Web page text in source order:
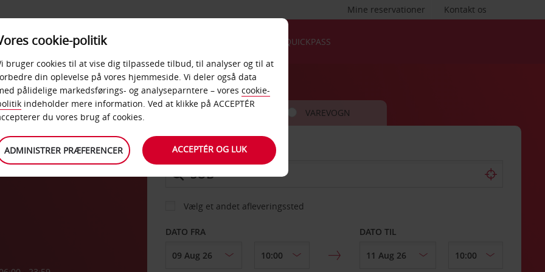
Kontakt os
Mine reservationer
PRODUKTER &
KONTORER
QUICKPASS
BIL VAREVOGN
AFHENT FRA
Vælg et andet afleveringssted
DATO FRA DATO TIL
cookie-politik
bruger cookies til at vise dig tilpassede tilbud, til analyser og til at
din oplevelse på vores hjemmeside. Vi deler også data
pålidelige markedsførings- og analyseparntere – vores cookie-
indeholder mere information. Ved at klikke på ACCEPTÉR
du vores brug af cookies.
ADMINISTRER PRÆFERENCER ACCEPTÉR OG LUK